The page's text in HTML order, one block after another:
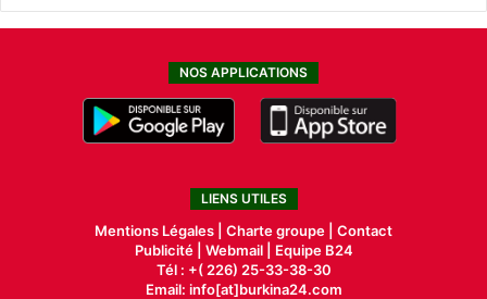
NOS APPLICATIONS
LIENS UTILES
Mentions Légales | Charte groupe | Contact
Publicité| Webmail |
Equipe B24
Tél : +( 226) 25-33-38-30
Email: info[at]burkina24.com